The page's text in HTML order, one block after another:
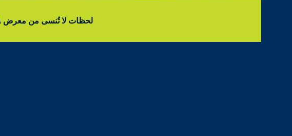
لحظات لا تُنسى من معرض IAAPA إكسبو آسيا 2025